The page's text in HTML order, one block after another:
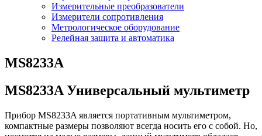
Измерительные преобразователи
Измерители сопротивления
Метрологическое оборудование
Релейная защита и автоматика
MS8233A
MS8233A Универсальный мультиметр
Прибор MS8233A является портативным мультиметром,
компактные размеры позволяют всегда носить его с собой. Но,